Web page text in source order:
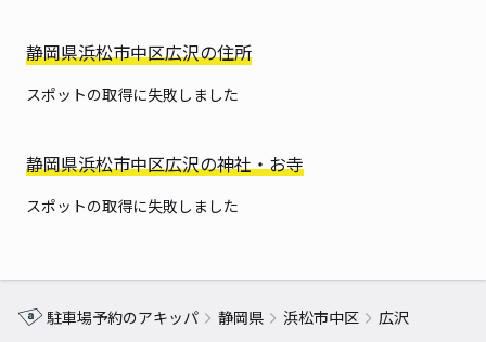
静岡県浜松市中区広沢の住所
スポットの取得に失敗しました
静岡県浜松市中区広沢の神社・お寺
スポットの取得に失敗しました
駐車場予約のアキッパ 静岡県 浜松市中区 広沢